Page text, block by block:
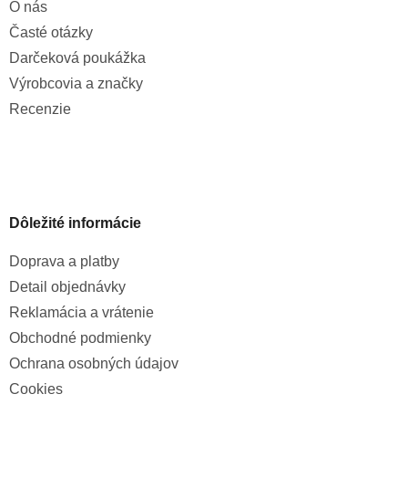
O nás
Časté otázky
Darčeková poukážka
Výrobcovia a značky
Recenzie
Dôležité informácie
Doprava a platby
Detail objednávky
Reklamácia a vrátenie
Obchodné podmienky
Ochrana osobných údajov
Cookies